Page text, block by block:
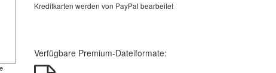
Kreditkarten werden von PayPal bearbeitet
Verfügbare Premium-Dateiformate: